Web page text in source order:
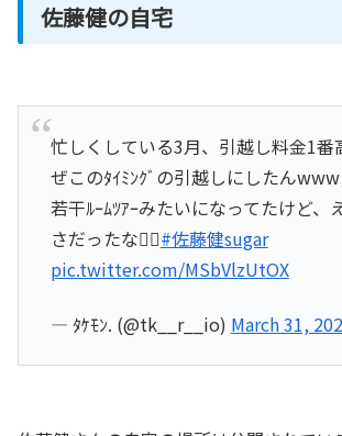
佐藤健の自宅
忙しくしている3月、引越し料金1番
ぜこのﾀｲﾐﾝｸﾞの引越しにしたんwww
若干ﾙｰﾑﾂｱｰみたいになってたけど、
さだったな🤦‍♀️#佐藤健sugar
pic.twitter.com/MSbVlzUtOX
— ﾀｹﾓﾝ. (@tk__r__io) March 31,